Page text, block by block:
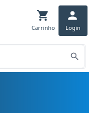
Carrinho Login